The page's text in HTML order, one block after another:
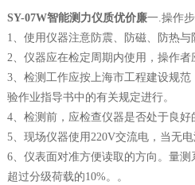
SY-07W智能测力仪质优价廉一.操作
1、使用仪器注意防震、防磁、防热
2、仪器应在检定周期内使用，操作者
3、检测工作应按上海市工程建设规范
验作业指导书中的有关规定进行。
4、检测前，应检查仪器是否处于良
5、现场仪器使用220V交流电，当无
6、仪表面对准方便读取的方向。量
超过分级荷载的10%。。